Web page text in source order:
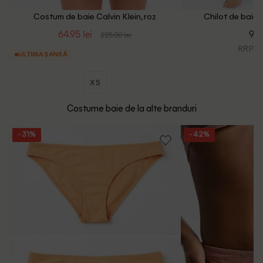
Costum de baie Calvin Klein, roz
64.95 lei 225.00 lei
ULTIMA ȘANSĂ
XS
Chilot de baie
RRP:
Costume baie de la alte branduri
- 31% - 42%